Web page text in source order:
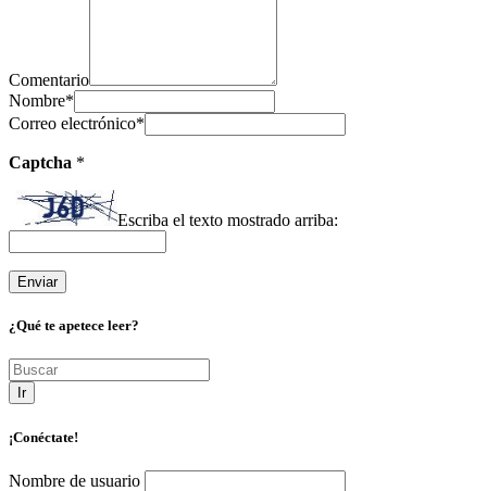
Comentario
Nombre*
Correo electrónico*
Captcha *
Escriba el texto mostrado arriba:
¿Qué te apetece leer?
Ir
¡Conéctate!
Nombre de usuario